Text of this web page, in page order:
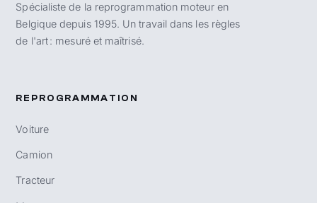
Spécialiste de la reprogrammation moteur en
Belgique depuis 1995. Un travail dans les règles
de l'art : mesuré et maîtrisé.
REPROGRAMMATION
Voiture
Camion
Tracteur